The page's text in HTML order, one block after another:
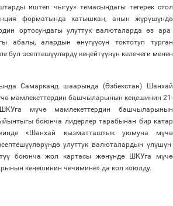
иштеп чыгуу» темасындагы тегерек стол
форматында катышкан, анын жүрүшүндө
ортосундагы улуттук валюталардаөз ара
абалы, алардынөнүгүүсүн токтотуп турган
бул эсептешүүлөрдүкеңейтүүнүн келечеги менен
Самарканд шаарында (Өзбекстан) Шанхай
чө мамлекеттердин башчыларынын кеңешинин 21-
мүчө мамлекеттердин башчыларынын
боюнча лидерлер тарабынан бир катар
«Шанхай кызматташтык уюмуна мүчө
үүлөрүндөулуттук валюталардынүлүшүн
үү боюнча жол картасы жөнүндөШКУга мүчө
кеңешинин чечимине» да кол коюлду.